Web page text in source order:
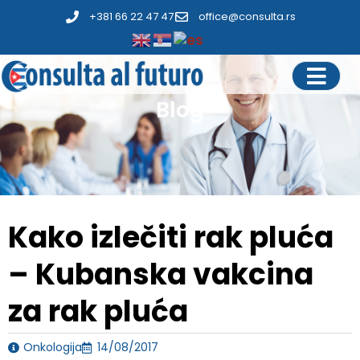
+381 66 22 47 47 office@consulta.rs
Blog
Kako izlečiti rak pluća
– Kubanska vakcina
za rak pluća
Onkologija 14/08/2017